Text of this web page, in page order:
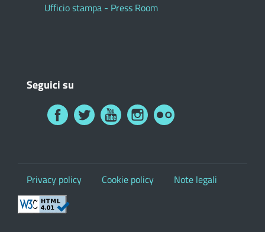
Ufficio stampa - Press Room
Seguici su
Privacy policy Cookie policy Note legali